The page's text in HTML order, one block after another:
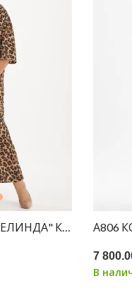
ВОДОРОСЛИ
А806
7
В